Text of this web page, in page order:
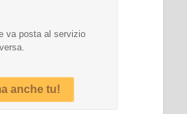
va posta al servizio
anche tu!